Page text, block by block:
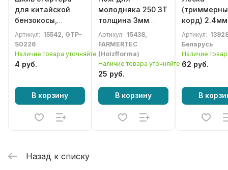
для китайской
бензокосы,
мотокосы 2
зацепа (бабочка)
Артикул: 15542, GTP-
S0226
Наличие товара уточняйте
4 руб.
В корзину
молодняка 250 3Т
толщина 3мм
(аналог
41127134100)
Артикул: 15438,
FARMERTEC
(Holzfforma)
Наличие товара уточняйте
25 руб.
В корзину
корд)
бухта
(мотокосы)
Артикул:
Беларусь
Наличие
62 руб.
В
Назад к списку